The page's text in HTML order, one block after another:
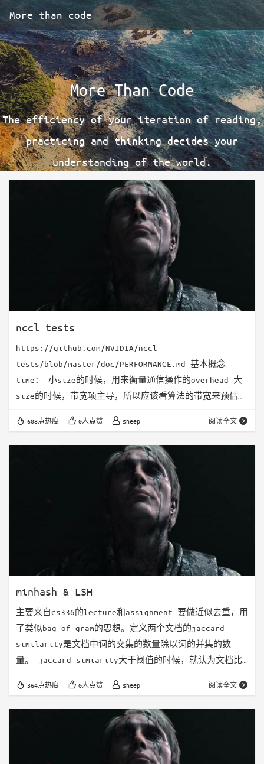
More than code
More Than Code
The efficiency of your iteration of reading,
practicing and thinking decides your
understanding of the world.
nccl tests
https://github.com/NVIDIA/nccl-
tests/blob/master/doc/PERFORMANCE.md 基本概念
time： 小size的时候，用来衡量通信操作的overhead 大
size的时候，带宽项主导，所以应该看算法的带宽来预估性
bandwidth，不看具体的算法。 就是输入的数据S 除以 花
费的时间t Bus bandwidth P2P的通信，上面的algorithm
608点热度 0人点赞 sheep 阅读全文
minhash & LSH
主要来自cs336的lecture和assignment 要做近似去重，用
了类似bag of gram的思想。定义两个文档的jaccard
similarity是文档中词的交集的数量除以词的并集的数
量。 jaccard simiarity大于阈值的时候，就认为文档比
算的，复杂度是平方级别的，无法很好的拓展。 定义文档
的minhash为所有gram的hash值的最小值。 这里有一个比
较有意思的结论是: 证明思路也比较简单： 假设两个
364点热度 0人点赞 sheep 阅读全文